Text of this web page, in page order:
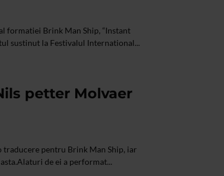
formatiei Brink Man Ship, “Instant
sustinut la Festivalul International...
petter Molvaer
traducere pentru Brink Man Ship, iar
de ei a performat...